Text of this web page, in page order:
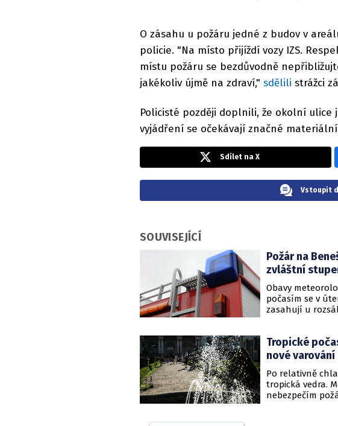
O zásahu u požáru jedné z budov v
policie. "Na místo přijíždí vozy IZS.
místu požáru se bezdůvodně
jakékoliv újmě na zdraví," sdělili strážci
Policisté později doplnili, že okolní ulice
vyjádření se očekávají značné materiální
Sdílet na X
Vstoupit
SOUVISEJÍCÍ
Požár na
zvláštní
Obavy
počasím se v
zasahují u
Tropické
nové varování
Po relativně
tropická vedra.
nebezpečím